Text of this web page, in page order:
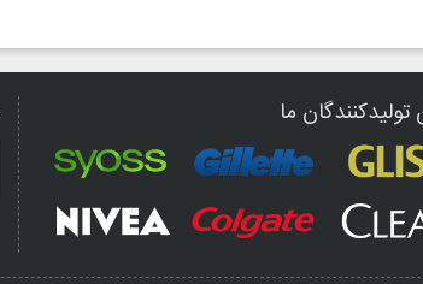
تولیدکنندگان ما